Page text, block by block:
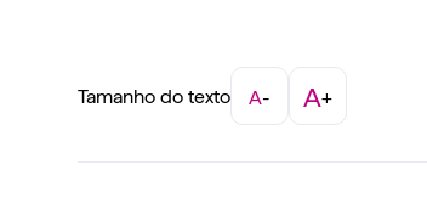
Tamanho do texto A- A+